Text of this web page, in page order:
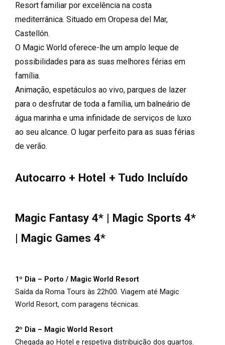
Resort familiar por excelência na costa
mediterrânica. Situado em Oropesa del Mar,
Castellón.
O Magic World oferece-lhe um amplo leque de
possibilidades para as suas melhores férias em
família.
Animação, espetáculos ao vivo, parques de lazer
para o desfrutar de toda a família, um balneário de
água marinha e uma infinidade de serviços de luxo
ao seu alcance. O lugar perfeito para as suas férias
de verão.
Autocarro + Hotel + Tudo Incluído
Magic Fantasy 4* | Magic Sports 4*
| Magic Games 4*
1º Dia – Porto / Magic World Resort
Saída da Roma Tours às 22h00. Viagem até Magic
World Resort, com paragens técnicas.
2º Dia – Magic World Resort
Chegada ao Hotel e respetiva distribuição dos quartos.